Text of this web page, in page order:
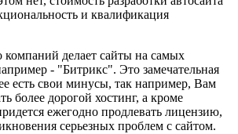
и квалификация
компаний делает сайты на самых
- "Битрикс". Это замечательная
есть свои минусы, так например, Вам
более дорогой хостинг, а кроме
ежегодно продлевать лицензию,
серьезных проблем с сайтом.